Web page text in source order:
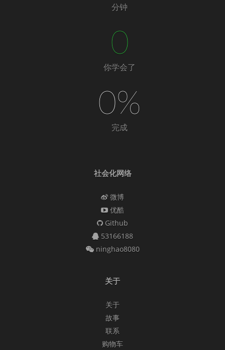
分钟
0
你学会了
0%
完成
社会化网络
微博
优酷
Github
53166188
ninghao8080
关于
关于
故事
联系
购物车